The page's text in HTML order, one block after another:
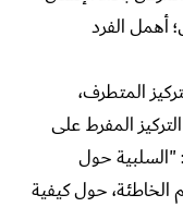
أهمل الفرد
المتطرف،
المفرط على
"السلبية حول
حول كيفية